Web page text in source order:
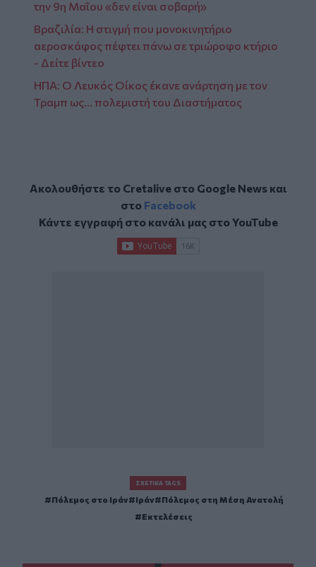
την 9η Μαΐου «δεν είναι σοβαρή»
Βραζιλία: Η στιγμή που μονοκινητήριο
αεροσκάφος πέφτει πάνω σε τριώροφο κτήριο
- Δείτε βίντεο
ΗΠΑ: Ο Λευκός Οίκος έκανε ανάρτηση με τον
Τραμπ ως... πολεμιστή του Διαστήματος
Ακολουθήστε το Cretalive στο Google Newsκαι
στο Facebook
Κάντε εγγραφή στο κανάλι μας στοYouTube
ΣΧΕΤΙΚΆ TAGS
Πόλεμος στο Ιράν Ιράν
Πόλεμος στη Μέση Ανατολή
Εκτελέσεις